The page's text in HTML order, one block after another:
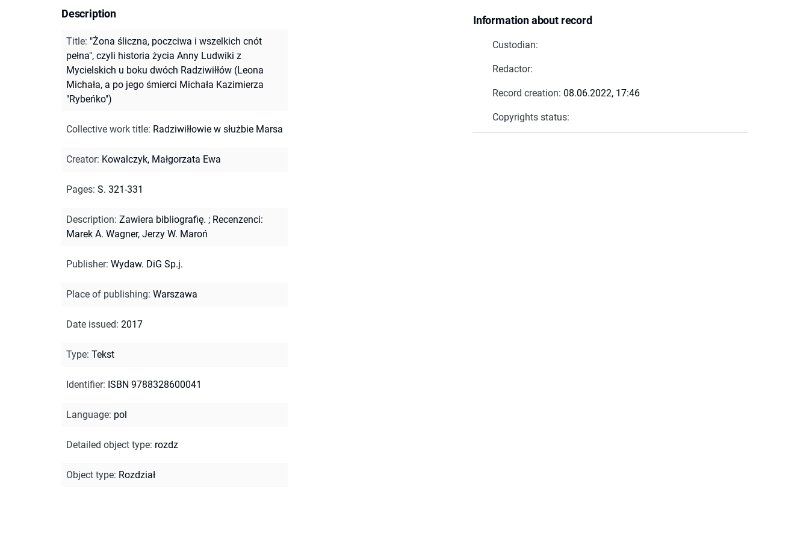
Information about record
Custodian:
Redactor:
Record creation: 08.06.2022, 17:46
Copyrights status:
Description
Title: "Żona śliczna, poczciwa i wszelkich cnót
pełna", czyli historia życia Anny Ludwiki z
Mycielskich u boku dwóch Radziwiłłów (Leona
Michała, a po jego śmierci Michała Kazimierza
"Rybeńko")
Collective work title: Radziwiłłowie w służbie Marsa
Creator: Kowalczyk, Małgorzata Ewa
Pages: S. 321-331
Description: Zawiera bibliografię. ; Recenzenci:
Marek A. Wagner, Jerzy W. Maroń
Publisher: Wydaw. DiG Sp.j.
Place of publishing: Warszawa
Date issued: 2017
Type: Tekst
Identifier: ISBN 9788328600041
Language: pol
Detailed object type: rozdz
Object type: Rozdział